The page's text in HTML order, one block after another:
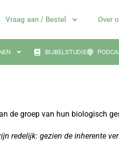
Vraag aan / Bestel Over
BIJBELSTUDIE
de groep van hun biologisch
redelijk: gezien de inherente